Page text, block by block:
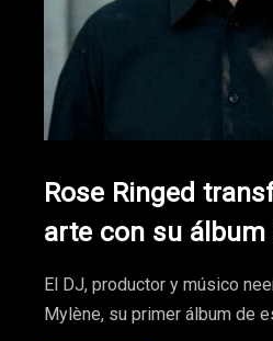
Rose Ringed
arte con su álbum
El DJ, productor y músico
Mylène, su primer álbum de